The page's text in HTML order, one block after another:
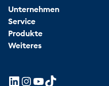
Unternehmen
Service
Produkte
Weiteres